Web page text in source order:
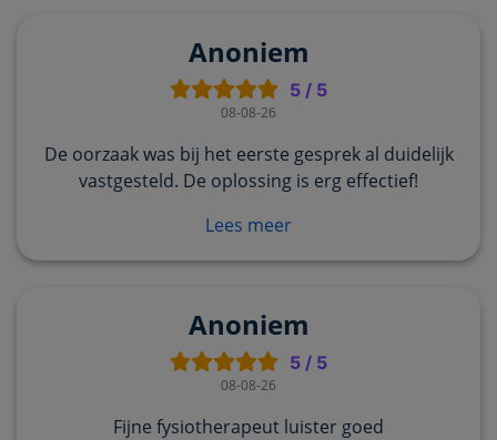
Anoniem
5 / 5
08-08-26
De oorzaak was bij het eerste gesprek al duidelijk
vastgesteld. De oplossing is erg effectief!
Lees meer
Anoniem
5 / 5
08-08-26
Fijne fysiotherapeut luister goed